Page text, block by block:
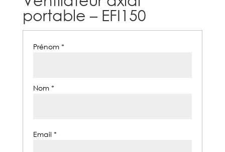
portable – EFI150
Prénom *
Nom *
Email *